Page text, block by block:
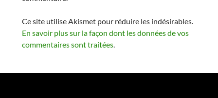
Ce site utilise Akismet pour réduire les indésirables.
En savoir plus sur la façon dont les données de vos
commentaires sont traitées.